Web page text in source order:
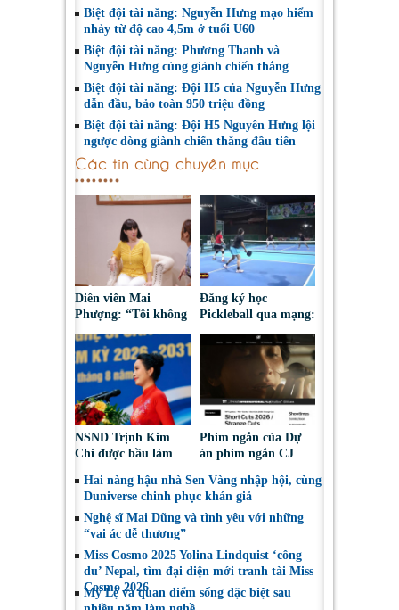
Biệt đội tài năng: Nguyễn Hưng mạo hiểm
nhảy từ độ cao 4,5m ở tuổi U60
Biệt đội tài năng: Phương Thanh và
Nguyễn Hưng cùng giành chiến thắng
Biệt đội tài năng: Đội H5 của Nguyễn Hưng
dẫn đầu, bảo toàn 950 triệu đồng
Biệt đội tài năng: Đội H5 Nguyễn Hưng lội
ngược dòng giành chiến thắng đầu tiên
Các tin cùng chuyên mục
Diễn viên Mai
Phượng: “Tôi không
bao giờ hối hận về
những gì mình đã
chọn”
Đăng ký học
Pickleball qua mạng:
Nguy cơ bị chiếm
đoạt tài sản
NSND Trịnh Kim
Chi được bầu làm
Nghệ sĩ Sân khấu
Việt Nam
Phim ngắn của Dự
án phim ngắn CJ
tại LHP quốc tế
Toronto 2026
Hai nàng hậu nhà Sen Vàng nhập hội, cùng
Duniverse chinh phục khán giả
Nghệ sĩ Mai Dũng và tình yêu với những
“vai ác dễ thương”
Miss Cosmo 2025 Yolina Lindquist ‘công
du’ Nepal, tìm đại diện mới tranh tài Miss
Cosmo 2026
Mỹ Lệ và quan điểm sống đặc biệt sau